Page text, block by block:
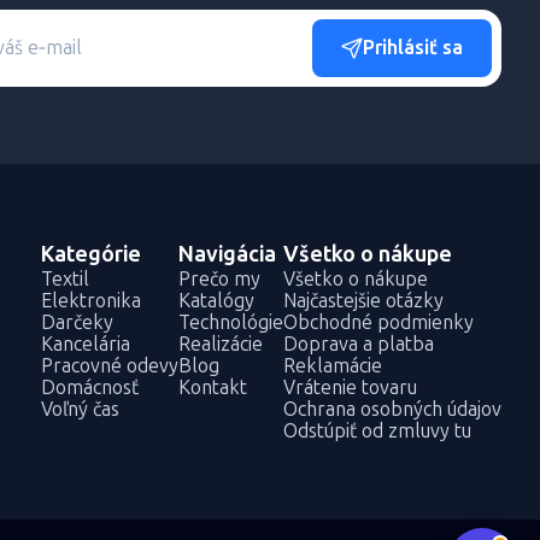
Prihlásiť sa
Kategórie
Textil
Elektronika
Darčeky
Kancelária
Pracovné odevy
Domácnosť
Voľný čas
Navigácia
Prečo my
Katalógy
Technológie
Realizácie
Blog
Kontakt
Všetko o nákupe
Všetko o nákupe
Najčastejšie otázky
Obchodné podmienky
Doprava a platba
Reklamácie
Vrátenie tovaru
Ochrana osobných údajov
Odstúpiť od zmluvy tu